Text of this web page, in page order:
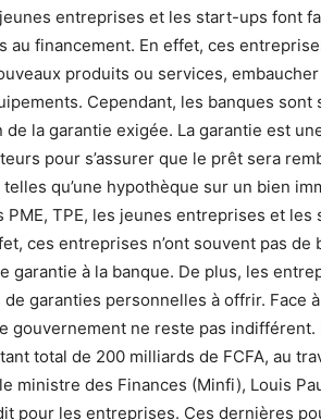
entreprises et les start-ups font
au financement. En effet, ces
produits ou services,
Cependant, les banques sont
la garantie exigée. La garantie est
pour s’assurer que le prêt sera
qu’une hypothèque sur un bien
TPE, les jeunes entreprises et les
ces entreprises n’ont souvent pas de
garantie à la banque. De plus, les
garanties personnelles à offrir. Face
ne reste pas indifférent.
total de 200 milliards de FCFA, au
ministre des Finances (Minfi), Louis
pour les entreprises. Ces dernières